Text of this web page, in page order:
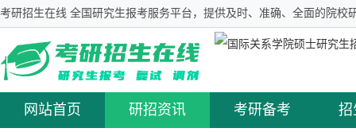
考研招生在线 全国研究生报考服务平台，提供及时、准确、全面的院校
网站首页 研招资讯 考研备考 招